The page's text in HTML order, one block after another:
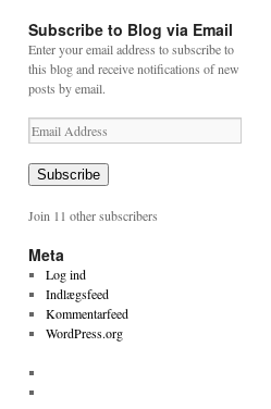
Subscribe to Blog via Email
Enter your email address to subscribe to
this blog and receive notifications of new
posts by email.
Email
Address
Subscribe
Join 11 other subscribers
Meta
Log ind
Indlægsfeed
Kommentarfeed
WordPress.org